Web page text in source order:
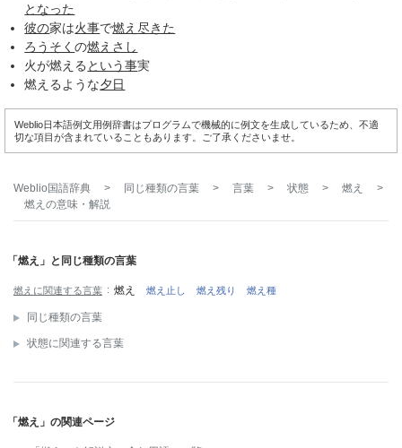
となった
彼の家は火事で燃え尽きた
ろうそくの燃えさし
火が燃える という事実
燃えるような夕日
Weblio日本語例文用例辞書はプログラムで機械的に例文を生成しているため、不適
切な項目が含まれていることもあります。ご了承くださいませ。
Weblio国語辞典 > 同じ種類の言葉 > 言葉 > 状態 > 燃え
>
燃え の意味・解説
「燃え」と同じ種類の言葉
燃えに関連する言葉 燃え 燃え止し 燃え残り 燃え種
同じ種類の言葉
状態に関連する言葉
「燃え」の関連ページ